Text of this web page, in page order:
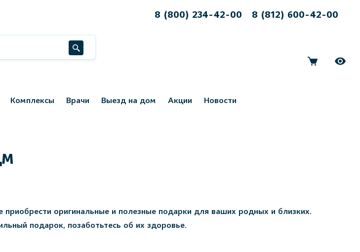
8 (800) 234-42-00 8 (812) 600-42-00
Комплексы Врачи Выезд на дом Акции Новости
оригинальные и полезные подарки для ваших родных и близких.
подарок, позаботьтесь об их здоровье.